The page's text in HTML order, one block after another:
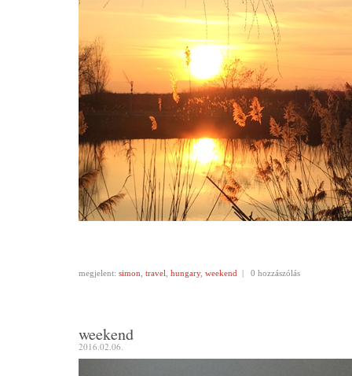
megjelent: simon travel hungary, weekend | 0 hozzászólás
weekend
2016.02.06.